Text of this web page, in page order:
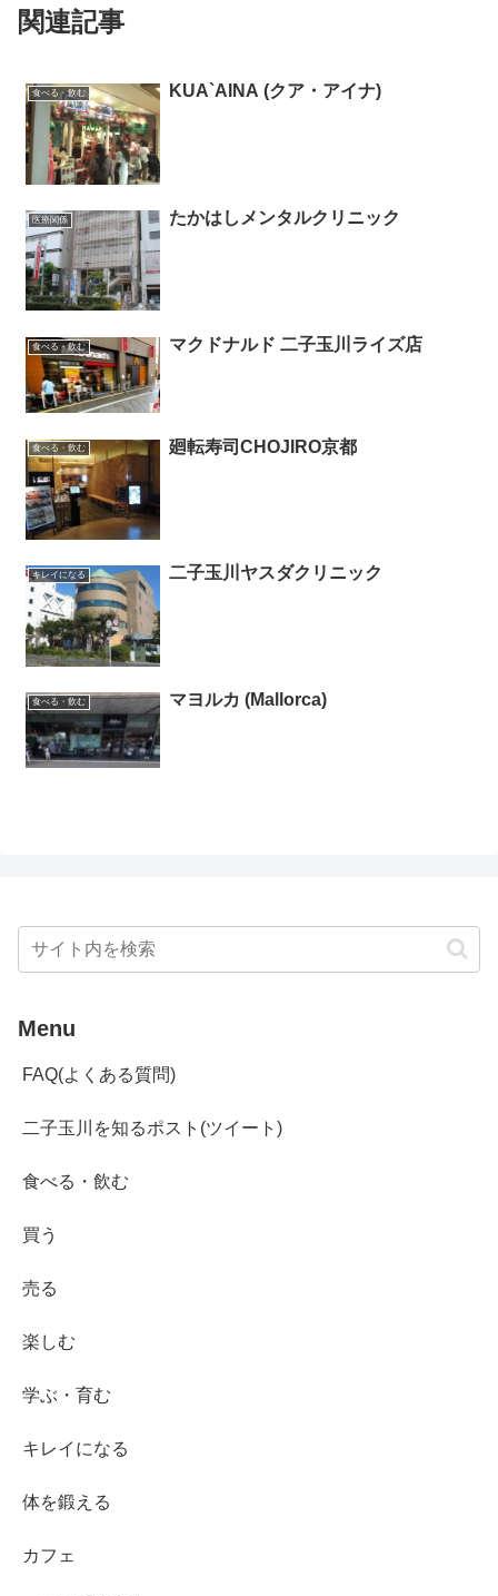
関連記事
食べる・飲む KUA`AINA (クア・アイナ)
医療関係 たかはしメンタルクリニック
食べる・飲む マクドナルド 二子玉川ライズ店
食べる・飲む 廻転寿司CHOJIRO京都
キレイになる 二子玉川ヤスダクリニック
食べる・飲む マヨルカ (Mallorca)
Menu
FAQ(よくある質問)
二子玉川を知るポスト(ツイート)
食べる・飲む
買う
売る
楽しむ
学ぶ・育む
キレイになる
体を鍛える
カフェ